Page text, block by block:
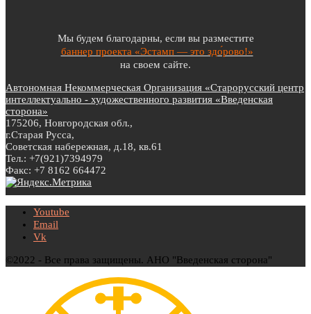
Мы будем благодарны, если вы разместите
баннер проекта «Эстамп — это здо́рово!»
на своем сайте.
Автономная Некоммерческая Организация «Старорусский центр
интеллектуально - художественного развития «Введенская
сторона»
175206, Новгородская обл.,
г.Старая Русса,
Советская набережная, д.18, кв.61
Тел.: +7(921)7394979
Факс: +7 8162 664472
Youtube
Email
Vk
©2022 - Все права защищены. АНО "Введенская сторона"